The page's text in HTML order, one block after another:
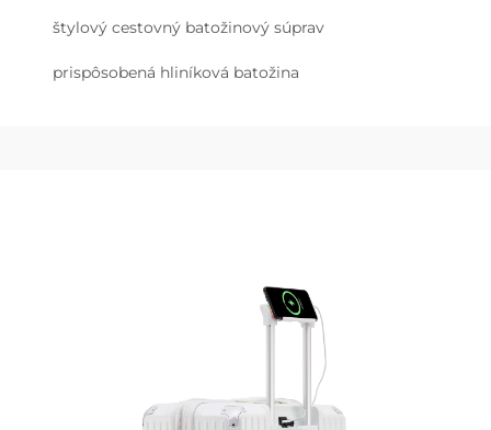
štylový cestovný batožinový súprav
prispôsobená hliníková batožina